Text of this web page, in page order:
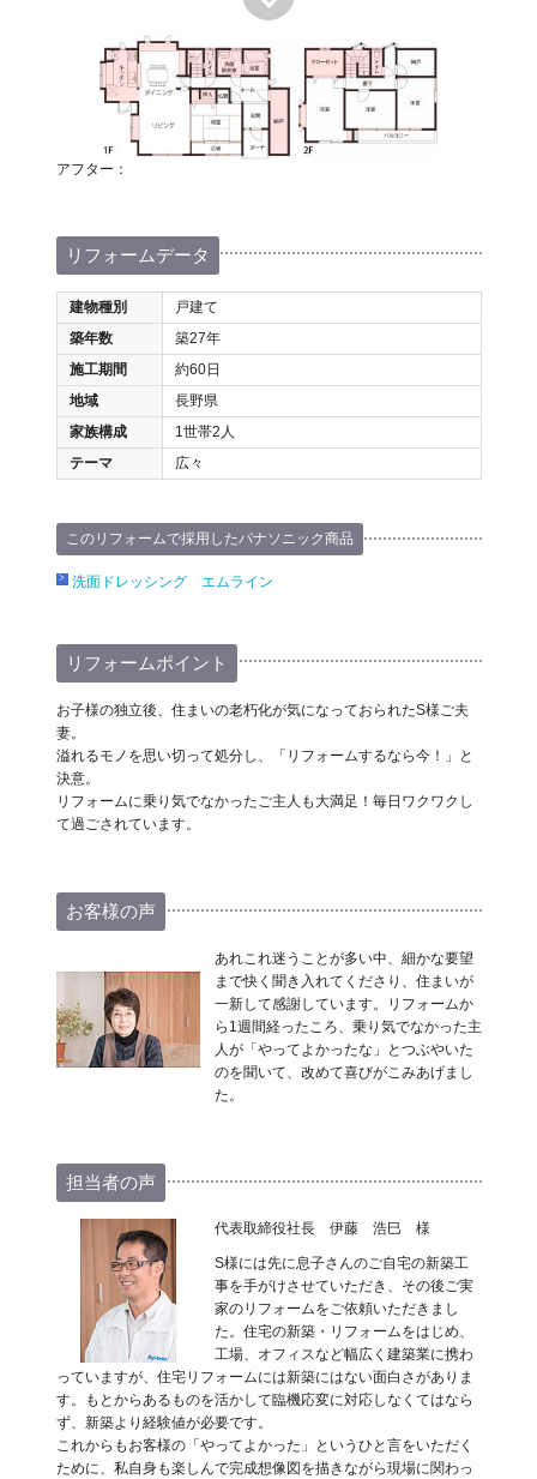
アフター：
リフォームデータ
建物種別
戸建て
築年数
築27年
施工期間
約60日
地域
長野県
家族構成
1世帯2人
テーマ
広々
このリフォームで採用したパナソニック商品
洗面ドレッシング エムライン
リフォームポイント
お子様の独立後、住まいの老朽化が気になっておられたS様ご夫
妻。
溢れるモノを思い切って処分し、「リフォームするなら今！」と
決意。
リフォームに乗り気でなかったご主人も大満足！毎日ワクワクし
て過ごされています。
お客様の声
あれこれ迷うことが多い中、細かな要望
まで快く聞き入れてくださり、住まいが
一新して感謝しています。リフォームか
ら1週間経ったころ、乗り気でなかった主
人が「やってよかったな」とつぶやいた
のを聞いて、改めて喜びがこみあげまし
た。
担当者の声
代表取締役社長 伊藤 浩巳 様
S様には先に息子さんのご自宅の新築工
事を手がけさせていただき、その後ご実
家のリフォームをご依頼いただきまし
た。住宅の新築・リフォームをはじめ、
工場、オフィスなど幅広く建築業に携わ
っていますが、住宅リフォームには新築にはない面白さがありま
す。もとからあるものを活かして臨機応変に対応しなくてはなら
ず、新築より経験値が必要です。
これからもお客様の「やってよかった」というひと言をいただく
ために、私自身も楽しんで完成想像図を描きながら現場に関わっ